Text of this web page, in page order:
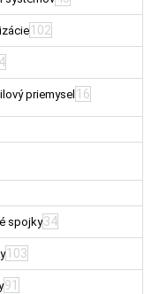
102
priemysel 16
spojky34
103
91